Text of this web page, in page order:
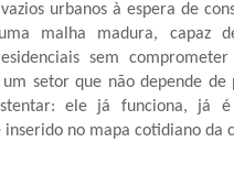
urbanos à espera de
malha madura, capaz
sem
setor que não depende de
ele já funciona, já
inserido no mapa cotidiano da